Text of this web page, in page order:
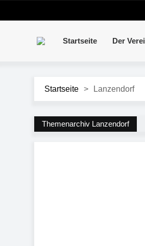
Startseite Der
Startseite > Lanzendorf
Themenarchiv Lanzendorf